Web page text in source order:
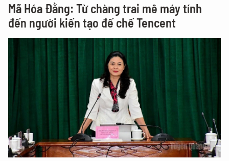
Mã Hóa Đằng: Từ chàng trai mê máy tính
đến người kiến tạo đế chế Tencent